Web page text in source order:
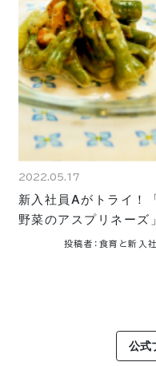
2022.05.17
新入社員Aがトライ！
野菜のアスプリネーズ」
投稿者：食育と新入
公式